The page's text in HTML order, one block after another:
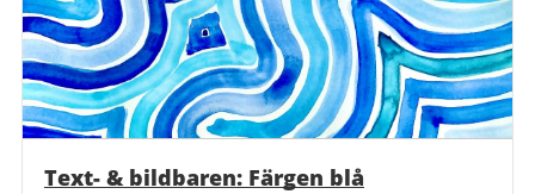
Text- & bildbaren: Färgen blå